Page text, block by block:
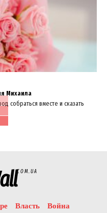
Михаила
собраться вместе и сказать
COM.UA
Власть
Война